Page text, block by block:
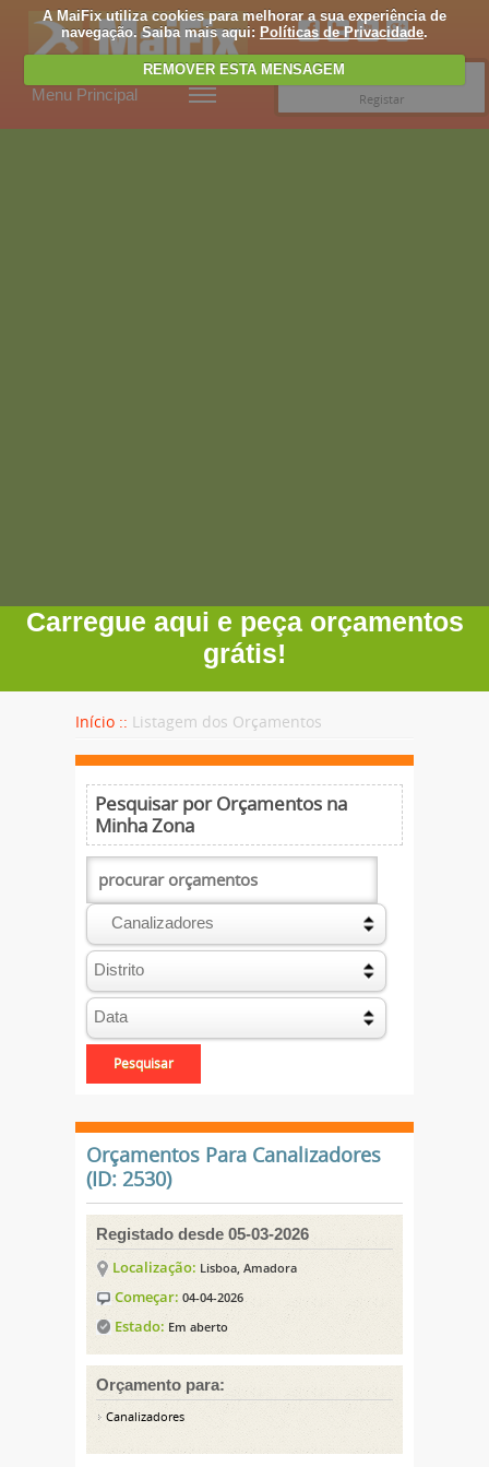
A MaiFix utiliza cookies para melhorar a sua experiência de
navegação. Saiba mais aqui: Políticas de Privacidade.
REMOVER ESTA MENSAGEM
Menu Principal
Registar
Carregue aqui e peça orçamentos
grátis!
Início :: Listagem dos Orçamentos
Pesquisar por Orçamentos na
Minha Zona
Orçamentos Para Canalizadores
(ID: 2530)
Registado desde 05-03-2026
Localização: Lisboa, Amadora
Começar: 04-04-2026
Estado: Em aberto
Orçamento para:
Canalizadores